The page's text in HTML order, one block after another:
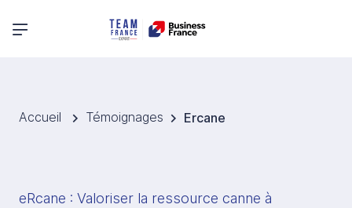
Menu principal
Accueil Témoignages Ercane
eRcane : Valoriser la ressource canne à